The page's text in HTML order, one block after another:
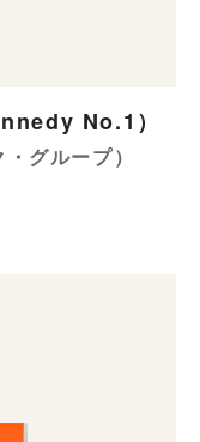
No.1）
グループ）